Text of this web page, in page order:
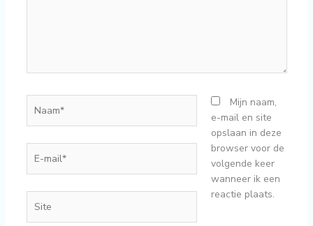
mail*
Mijn naam,
e-mail en site
opslaan in deze
browser voor de
volgende keer
wanneer ik een
reactie plaats.